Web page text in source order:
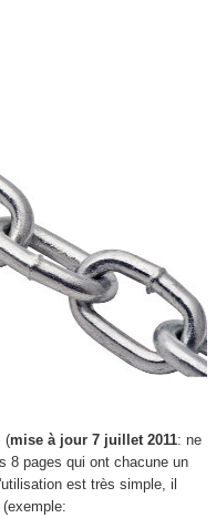
(mise à jour 7 juillet 2011: ne
8 pages qui ont chacune un
est très simple, il